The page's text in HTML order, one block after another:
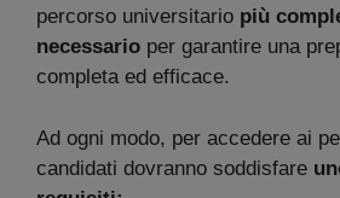
percorso universitario più
necessario per garantire una
completa ed efficace.
Ad ogni modo, per accedere ai
candidati dovranno soddisfare